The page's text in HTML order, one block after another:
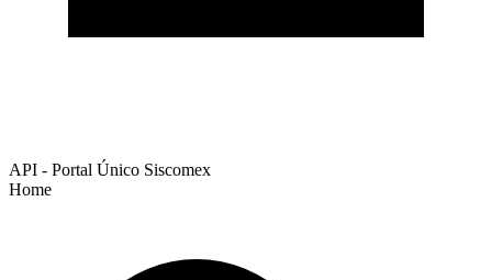
API - Portal Único Siscomex
Home